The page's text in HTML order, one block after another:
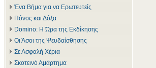
Ένα Βήμα για να Ερωτευτείς
Πόνος και Δόξα
Domino: Η Ώρα της Εκδίκησης
Οι Άσοι της Ψευδαίσθησης
Σε Ασφαλή Χέρια
Σκοτεινό Αμάρτημα